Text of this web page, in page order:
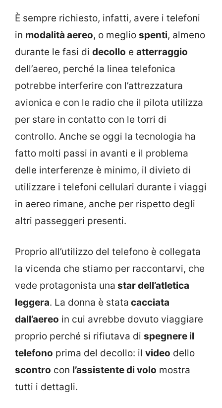
È sempre richiesto, infatti, avere i telefoni
in modalità aereo, o meglio spenti, almeno
durante le fasi di decollo e atterraggio
dell’aereo, perché la linea telefonica
potrebbe interferire con l’attrezzatura
avionica e con le radio che il pilota utilizza
per stare in contatto con le torri di
controllo. Anche se oggi la tecnologia ha
fatto molti passi in avanti e il problema
delle interferenze è minimo, il divieto di
utilizzare i telefoni cellulari durante i viaggi
in aereo rimane, anche per rispetto degli
altri passeggeri presenti.
Proprio all’utilizzo del telefono è collegata
la vicenda che stiamo per raccontarvi, che
vede protagonista una star dell’atletica
leggera. La donna è stata cacciata
dall’aereo in cui avrebbe dovuto viaggiare
proprio perché si rifiutava di spegnere il
telefono prima del decollo: il video dello
scontro con l’assistente di volo mostra
tutti i dettagli.